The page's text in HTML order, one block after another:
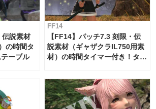
伝説素材
の時間タ
ーブル
FF14
【FF14】パッチ7.3 刻限・伝
説素材（ギャザクラIL750用素
材）の時間タイマー付き！タイ